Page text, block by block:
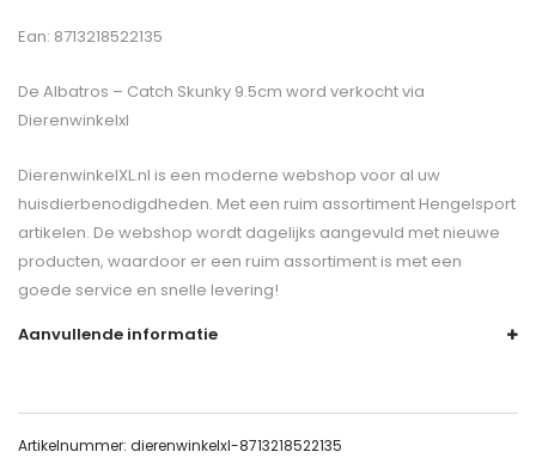
Ean: 8713218522135
De Albatros – Catch Skunky 9.5cm word verkocht via
Dierenwinkelxl
DierenwinkelXL.nl is een moderne webshop voor al uw
huisdierbenodigdheden. Met een ruim assortiment Hengelsport
artikelen. De webshop wordt dagelijks aangevuld met nieuwe
producten, waardoor er een ruim assortiment is met een
goede service en snelle levering!
Aanvullende informatie
Artikelnummer: dierenwinkelxl-8713218522135